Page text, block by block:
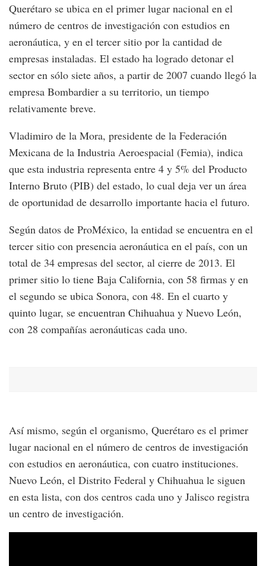
Querétaro se ubica en el primer lugar nacional en el
número de centros de investigación con estudios en
aeronáutica, y en el tercer sitio por la cantidad de
empresas instaladas. El estado ha logrado detonar el
sector en sólo siete años, a partir de 2007 cuando llegó la
empresa Bombardier a su territorio, un tiempo
relativamente breve.
Vladimiro de la Mora, presidente de la Federación
Mexicana de la Industria Aeroespacial (Femia), indica
que esta industria representa entre 4 y 5% del Producto
Interno Bruto (PIB) del estado, lo cual deja ver un área
de oportunidad de desarrollo importante hacia el futuro.
Según datos de ProMéxico, la entidad se encuentra en el
tercer sitio con presencia aeronáutica en el país, con un
total de 34 empresas del sector, al cierre de 2013. El
primer sitio lo tiene Baja California, con 58 firmas y en
el segundo se ubica Sonora, con 48. En el cuarto y
quinto lugar, se encuentran Chihuahua y Nuevo León,
con 28 compañías aeronáuticas cada uno.
Así mismo, según el organismo, Querétaro es el primer
lugar nacional en el número de centros de investigación
con estudios en aeronáutica, con cuatro instituciones.
Nuevo León, el Distrito Federal y Chihuahua le siguen
en esta lista, con dos centros cada uno y Jalisco registra
un centro de investigación.